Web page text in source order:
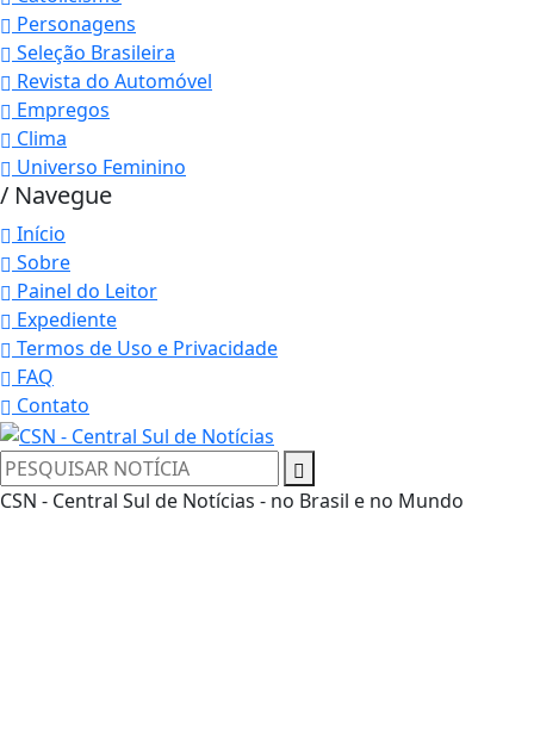
Personagens
Seleção Brasileira
Revista do Automóvel
Empregos
Clima
Universo Feminino
/ Navegue
Início
Sobre
Painel do Leitor
Expediente
Termos de Uso e Privacidade
FAQ
Contato
CSN - Central Sul de Notícias - no Brasil e no Mundo